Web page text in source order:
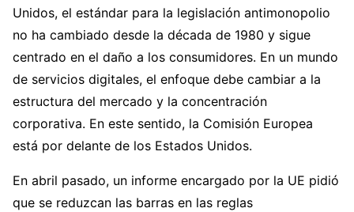
Unidos, el estándar para la legislación antimonopolio
no ha cambiado desde la década de 1980 y sigue
centrado en el daño a los consumidores. En un mundo
de servicios digitales, el enfoque debe cambiar a la
estructura del mercado y la concentración
corporativa. En este sentido, la Comisión Europea
está por delante de los Estados Unidos.
En abril pasado, un informe encargado por la UE pidió
que se reduzcan las barras en las reglas